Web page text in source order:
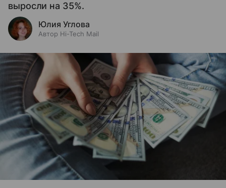
выросли на 35%.
Юлия Углова
Автор Hi-Tech Mail